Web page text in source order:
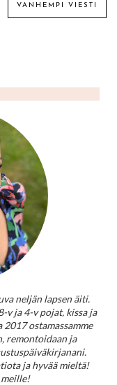
VANHEMPI VIESTI
neljän lapsen äiti.
v ja 4-v pojat, kissa ja
ostamassamme
remontoidaan ja
ja hyvää mieltä!